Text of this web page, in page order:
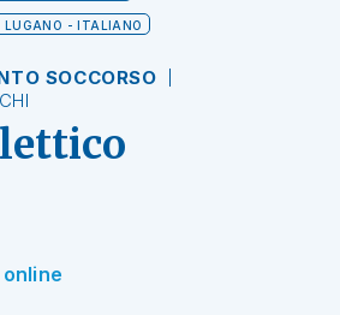
LUGANO - ITALIANO
SOCCORSO